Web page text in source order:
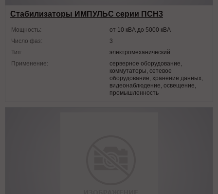
Стабилизаторы ИМПУЛЬС серии ПСН3
Мощность:
от 10 кВА до 5000 кВА
Число фаз:
3
Тип:
электромеханический
Применение:
серверное оборудование,
коммутаторы, сетевое
оборудование, хранение данных,
видеонаблюдение, освещение,
промышленность